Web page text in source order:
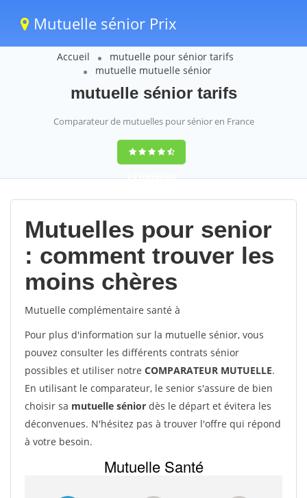
Mutuelle sénior Prix
Accueil
mutuelle pour sénior tarifs
mutuelle mutuelle sénior
mutuelle sénior tarifs
Comparateur de mutuelles pour sénior en France
9,4(100%)499
votes
Mutuelles pour senior
: comment trouver les
moins chères
Mutuelle complémentaire santé à
Pour plus d'information sur la mutuelle sénior, vous
pouvez consulter les différents contrats sénior
possibles et utiliser notre COMPARATEUR MUTUELLE.
En utilisant le comparateur, le senior s'assure de bien
choisir sa mutuelle sénior dès le départ et évitera les
déconvenues. N'hésitez pas à trouver l'offre qui répond
à votre besoin.